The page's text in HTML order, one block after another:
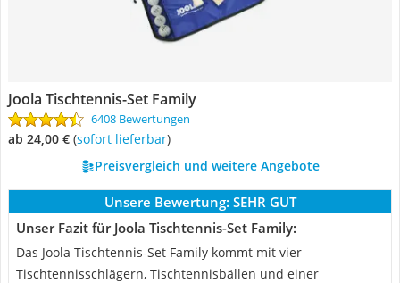
Joola Tischtennis-Set Family
6408 Bewertungen
ab 24,00 € ( Sofort lieferbar)
Preisvergleich und weitere Angebote
Unsere Bewertung: SEHR GUT
Unser Fazit für Joola Tischtennis-Set Family:
Das Joola Tischtennis-Set Family kommt mit vier
Tischtennisschlägern, Tischtennisbällen und einer